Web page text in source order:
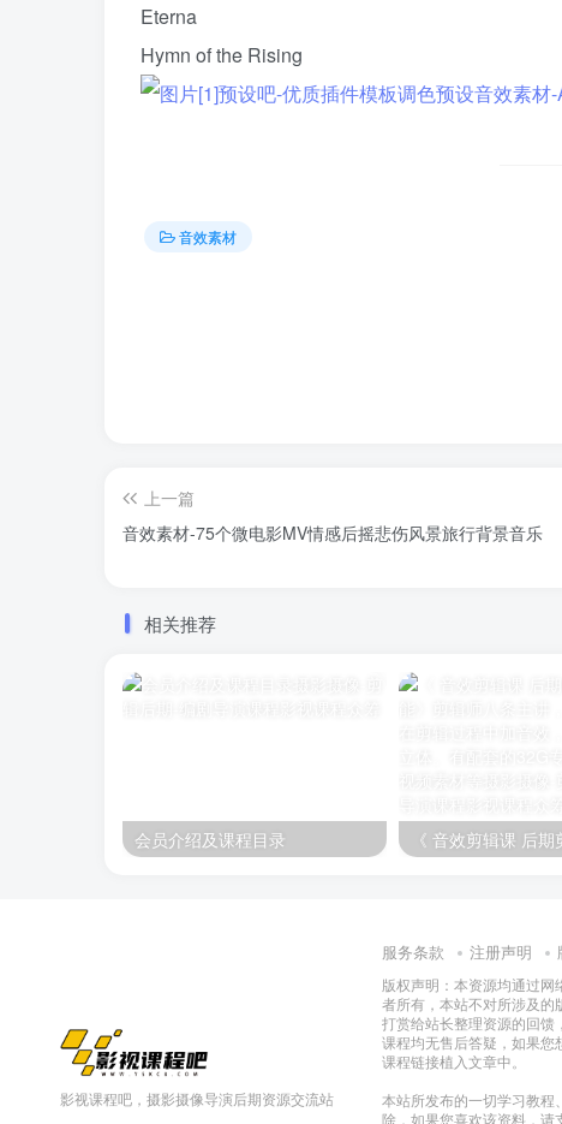
Eterna
Hymn of the Rising
音效素材
上一篇
音效素材-75个微电影MV情感后摇悲伤风景旅行背景音乐
相关推荐
会员介绍及课程目录
影视课程吧，摄影摄像导演后期资源交流站
服务条款 注册声明
版权声明：本资源均通过
者所有，本站不对所涉及的
打赏给站长整理资源的回馈
课程均无售后答疑，如果您
课程链接植入文章中。
本站所发布的一切学习教程
除，如果您喜欢该资料，请